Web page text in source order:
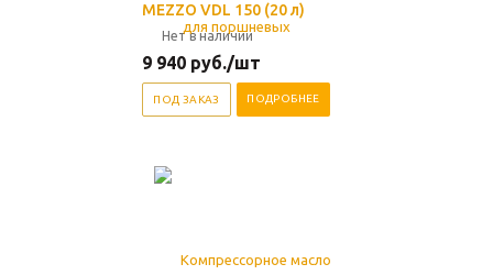
MEZZO VDL 150 (20 л)
Нет в наличии
9 940 руб./шт
ПОД ЗАКАЗ ПОДРОБНЕЕ